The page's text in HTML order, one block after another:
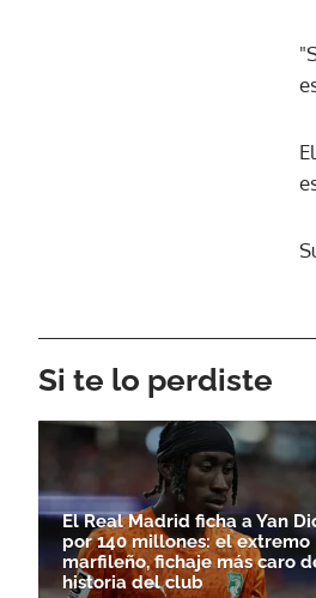
Si te lo perdiste
El Real Madrid ficha a Yan
por 140 millones: el extremo
marfileño, fichaje más caro
historia del club